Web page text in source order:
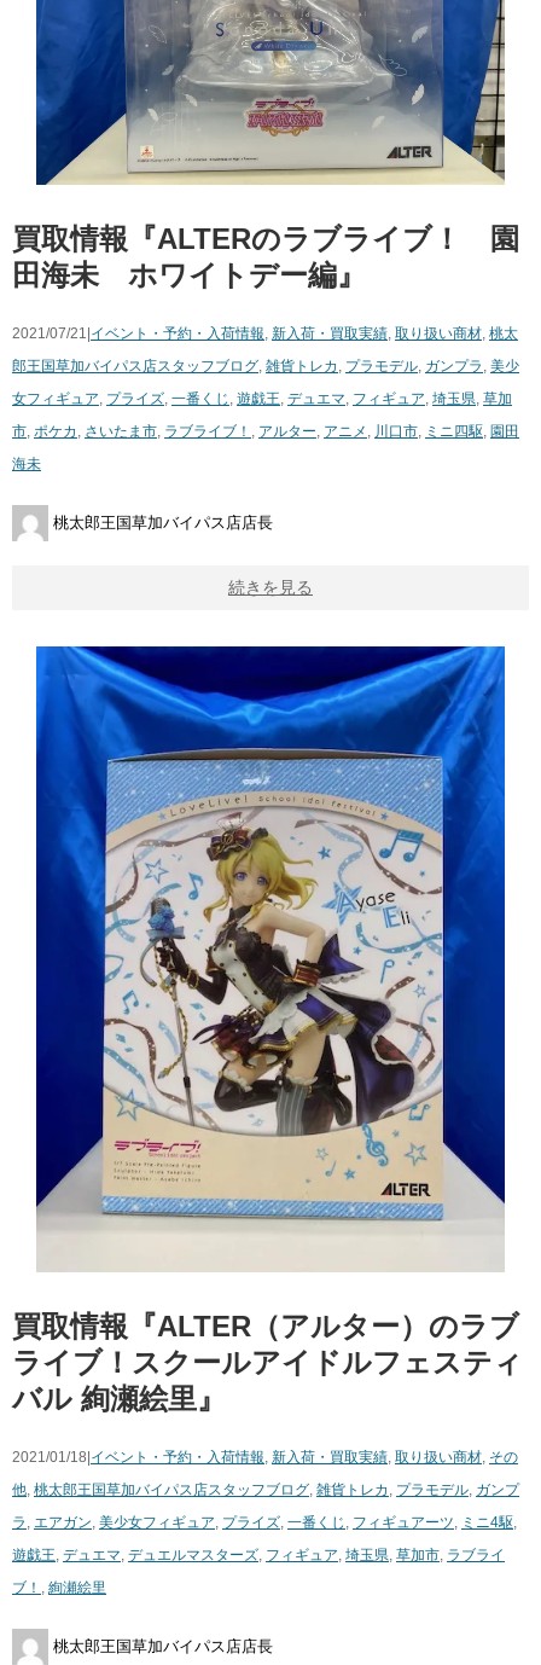
買取情報『ALTERのラブライブ！ 園
田海未 ホワイトデー編』
2021/07/21| イベント・予約・入荷情報, 新入荷・買取実績, 取り扱い商材, 桃太
郎王国草加バイパス店スタッフブログ, 雑貨 トレカ , プラモデル, ガンプラ , 美少
女フィギュア, プライズ, 一番くじ , 遊戯王, デュエマ, フィギュア, 埼玉県, 草加
市, ポケカ , さいたま市, ラブライブ！ , アルター, アニメ , 川口市, ミニ四駆, 園田
海未
桃太郎王国草加バイパス店店長
続きを見る
買取情報『ALTER（アルター）のラブ
ライブ！スクールアイドルフェスティ
バル ​絢瀬絵里』
2021/01/18|イベント・予約・入荷情報 新入荷・買取実績 取り扱い商材 その
他 桃太郎王国草加バイパス店スタッフブログ 雑貨 トレカ プラモデル ガンプ
ラ
エアガン 美少女フィギュア プライズ 一番くじ フィギュアーツ ミニ4駆
遊戯王 デュエマ デュエルマスターズ フィギュア 埼玉県 草加市 ラブライ
ブ！
絢瀬絵里
桃太郎王国草加バイパス店店長